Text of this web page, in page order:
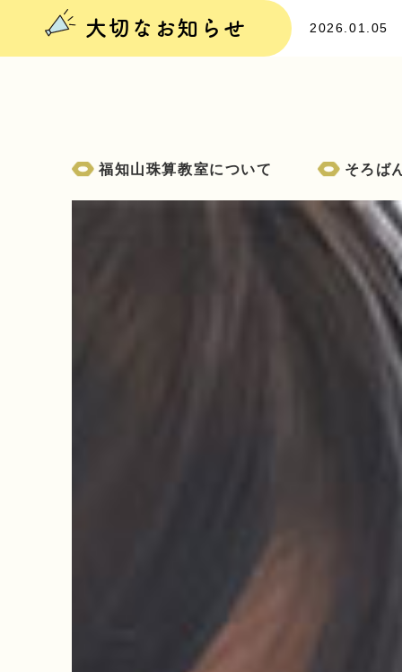
大切なお知らせ 2026.01.05
福知山珠算教室について そろば